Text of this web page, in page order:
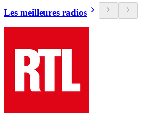
Les meilleures radios